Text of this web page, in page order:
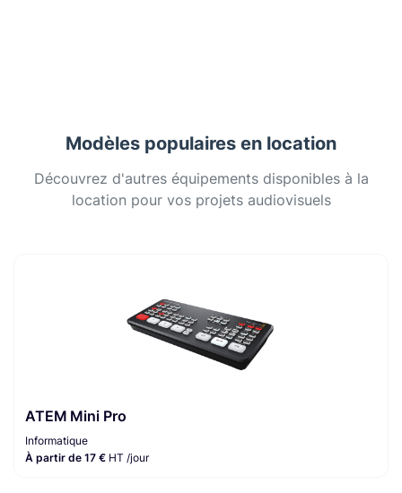
Modèles populaires en location
Découvrez d'autres équipements disponibles à la
location pour vos projets audiovisuels
ATEM Mini Pro
Informatique
À partir de 17 € HT /jour